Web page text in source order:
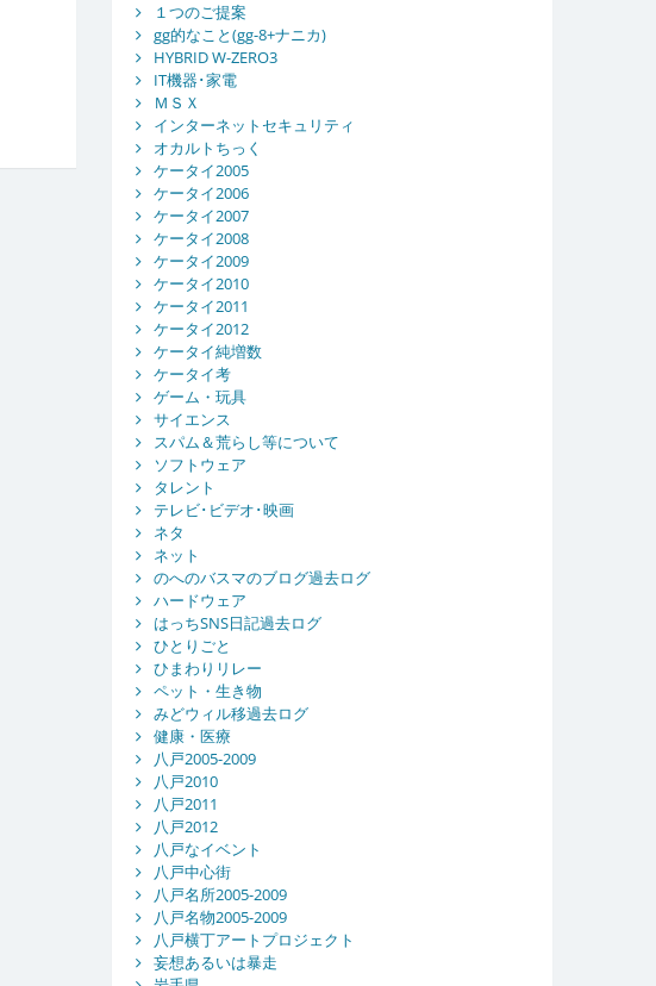
１つのご提案
gg的なこと(gg-8+ナニカ)
HYBRID W-ZERO3
IT機器･家電
ＭＳＸ
インターネットセキュリティ
オカルトちっく
ケータイ2005
ケータイ2006
ケータイ2007
ケータイ2008
ケータイ2009
ケータイ2010
ケータイ2011
ケータイ2012
ケータイ純増数
ケータイ考
ゲーム・玩具
サイエンス
スパム＆荒らし等について
ソフトウェア
タレント
テレビ･ビデオ･映画
ネタ
ネット
のへのバスマのブログ過去ログ
ハードウェア
はっちSNS日記過去ログ
ひとりごと
ひまわりリレー
ペット・生き物
みどウィル移過去ログ
健康・医療
八戸2005-2009
八戸2010
八戸2011
八戸2012
八戸なイベント
八戸中心街
八戸名所2005-2009
八戸名物2005-2009
八戸横丁アートプロジェクト
妄想あるいは暴走